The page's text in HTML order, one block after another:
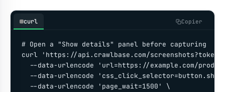
curl Copier
# Open a "Show details" panel before capturing
curl 'https://api.crawlbase.com/
--data-urlencode 'url=https://example.com/
--data-urlencode
  --data-urlencode 'page_wait=1500' \